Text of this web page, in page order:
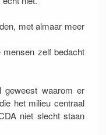
met almaar meer
zelf bedacht
waarom er
het milieu centraal
niet slecht staan